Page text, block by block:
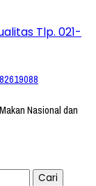
Nasional dan